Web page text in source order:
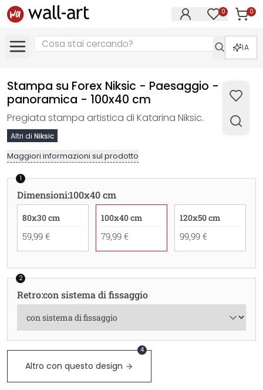
0 0
IA
Stampa su Forex Niksic - Paesaggio -
panoramica - 100x40 cm
Pregiata stampa artistica di Katarina Niksic.
Altri di Niksic
Maggiori informazioni sul prodotto
1
Dimensioni:100x40 cm
80x30 cm
59,99 €
100x40 cm
79,99 €
120x50 cm
99,99 €
2
Retro:con sistema di fissaggio
Altro con questo design
4